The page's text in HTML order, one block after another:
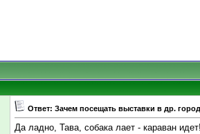
Ответ: Зачем посещать выставки в др.
Да ладно, Тава, собака лает - караван идет!